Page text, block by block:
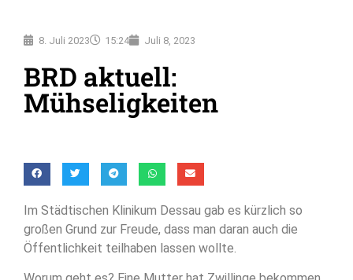
8. Juli 2023 15:24 Juli 8, 2023
BRD aktuell:
Mühseligkeiten
Im Städtischen Klinikum Dessau gab es kürzlich so
großen Grund zur Freude, dass man daran auch die
Öffentlichkeit teilhaben lassen wollte.